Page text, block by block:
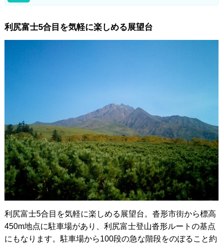
利尻富士5合目を気軽に楽しめる展望台
利尻富士5合目を気軽に楽しめる展望台。沓形市街から標高
450m地点に駐車場があり、利尻富士登山沓形ルートの基点
にもなります。駐車場から100段の急な階段をのぼること約